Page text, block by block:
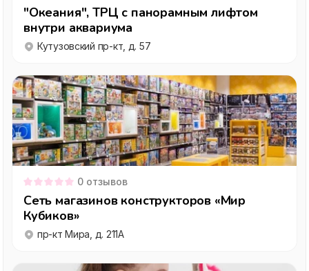
"Океания", ТРЦ с панорамным лифтом
внутри аквариума
Кутузовский пр-кт, д. 57
0 отзывов
Сеть магазинов конструкторов «Мир
Кубиков»
пр-кт Мира, д. 211А